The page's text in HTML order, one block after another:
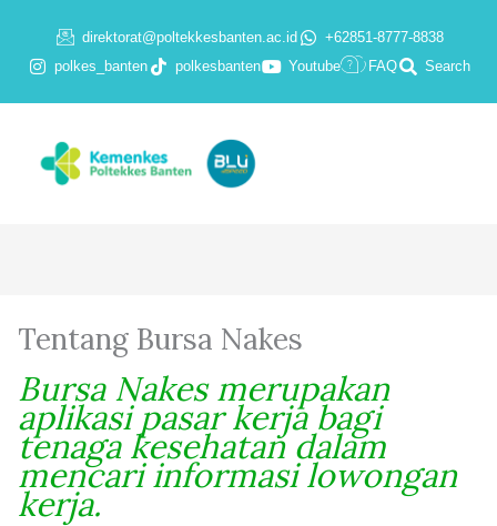
content
direktorat@poltekkesbanten.ac.id
+62851-8777-8838
polkes_banten
polkesbanten Youtube FAQ Search
Tentang Bursa Nakes
Bursa Nakes merupakan
aplikasi pasar kerja bagi
tenaga kesehatan dalam
mencari informasi lowongan
kerja.